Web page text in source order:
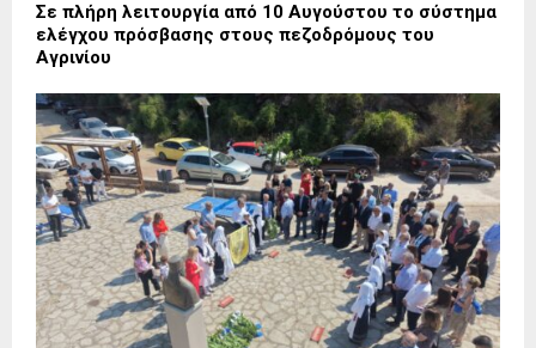
Σε πλήρη λειτουργία από 10 Αυγούστου το σύστημα
ελέγχου πρόσβασης στους πεζοδρόμους του
Αγρινίου